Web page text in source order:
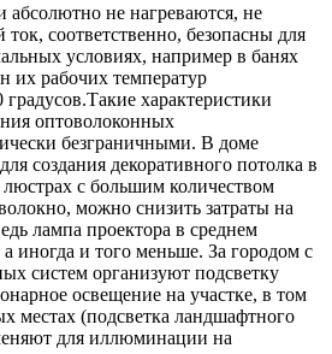
абсолютно не нагреваются, не
ток, соответственно, безопасны для
условиях, например в банях
их рабочих температур
градусов.Такие характеристики
оптоволоконных
безграничными. В доме
создания декоративного потолка в
люстрах с большим количеством
можно снизить затраты на
лампа проектора в среднем
иногда и того меньше. За городом с
систем организуют подсветку
освещение на участке, в том
местах (подсветка ландшафтного
для иллюминации на